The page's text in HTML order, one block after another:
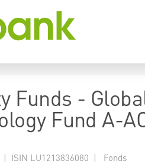
Funds -
Fund A-
| ISIN LU1213836080 | Fonds